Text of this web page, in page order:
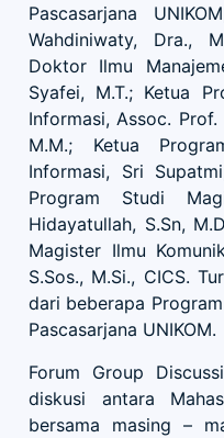
Pascasarjana
Wahdiniwaty, Dra.,
Doktor Ilmu
Syafei, M.T.; Ketua
Informasi, Assoc. Prof.
M.M.; Ketua
Informasi, Sri
Program Studi
Hidayatullah, S.Sn,
Magister Ilmu
S.Sos., M.Si., CICS.
dari beberapa
Pascasarjana UNIKOM.
Forum Group
diskusi antara
bersama masing –